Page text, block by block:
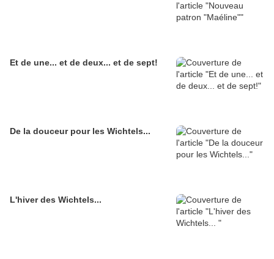
Et de une... et de deux... et de sept!
De la douceur pour les Wichtels...
L'hiver des Wichtels...